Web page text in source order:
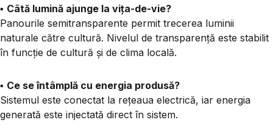
▪️ Câtă lumină ajunge la vița-de-vie?
Panourile semitransparente permit trecerea luminii
naturale către cultură. Nivelul de transparență este stabilit
în funcție de cultură și de clima locală.
▪️ Ce se întâmplă cu energia produsă?
Sistemul este conectat la rețeaua electrică, iar energia
generată este injectată direct în sistem.